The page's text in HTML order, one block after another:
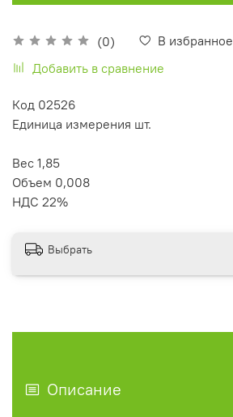
(0)
В избранное
Добавить в сравнение
Код 02526
Единица измерения шт.
Вес 1,85
Объем 0,008
НДС 22%
Выбрать
Описание